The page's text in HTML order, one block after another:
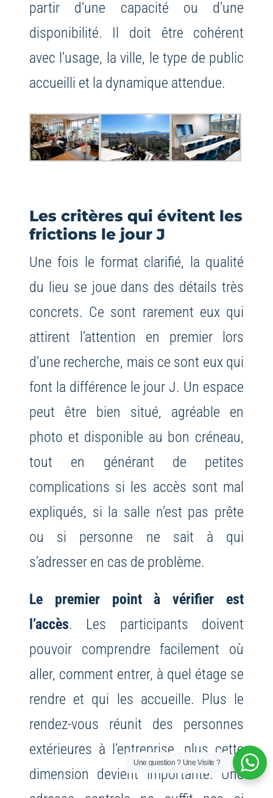
partir d’une capacité ou d’une
disponibilité. Il doit être cohérent
avec l’usage, la ville, le type de public
accueilli et la dynamique attendue.
Les critères qui évitent les
frictions le jour J
Une fois le format clarifié, la qualité
du lieu se joue dans des détails très
concrets. Ce sont rarement eux qui
attirent l’attention en premier lors
d’une recherche, mais ce sont eux qui
font la différence le jour J. Un espace
peut être bien situé, agréable en
photo et disponible au bon créneau,
tout en générant de petites
complications si les accès sont mal
expliqués, si la salle n’est pas prête
ou si personne ne sait à qui
s’adresser en cas de problème.
Le premier point à vérifier est
l’accès. Les participants doivent
pouvoir comprendre facilement où
aller, comment entrer, à quel étage se
rendre et qui les accueille. Plus le
rendez-vous réunit des personnes
extérieures à l’entreprise, plus cette
dimension devient importante. Une
Une question ? Une Visite ?